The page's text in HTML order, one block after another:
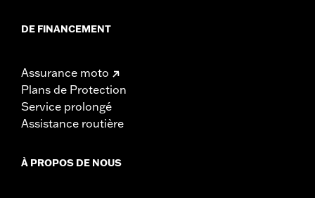
DE FINANCEMENT
Assurance moto
Plans de Protection
Service prolongé
Assistance routière
À PROPOS DE NOUS